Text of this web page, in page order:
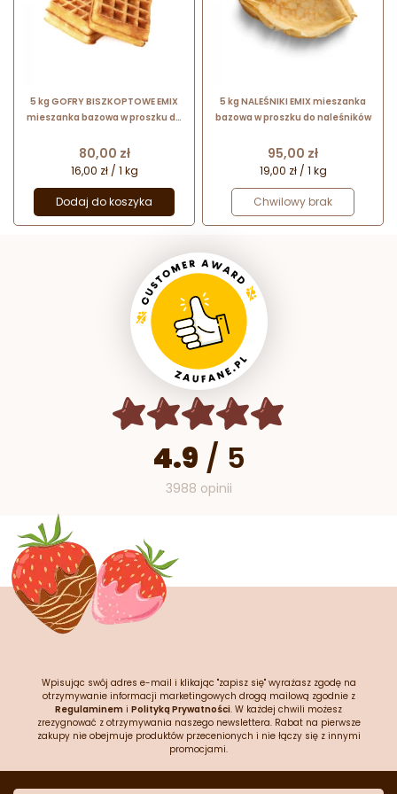
5 kg GOFRY BISZKOPTOWE EMIX
mieszanka bazowa w proszku do
Cena
80,00 zł
16,00 zł / 1 kg
Dodaj do koszyka
5 kg NALEŚNIKI EMIX mieszanka
bazowa w proszku do naleśników
Cena
95,00 zł
19,00 zł / 1 kg
Chwilowy brak
4.9 / 5
3988 opinii
Wpisując swój adres e-mail i klikając "zapisz się" wyrażasz zgodę na
otrzymywanie informacji marketingowych drogą mailową zgodnie z
Regulaminem i Polityką Prywatności. W każdej chwili możesz
zrezygnować z otrzymywania naszego newslettera. Rabat na pierwsze
zakupy nie obejmuje produktów przecenionych i nie łączy się z innymi
promocjami.